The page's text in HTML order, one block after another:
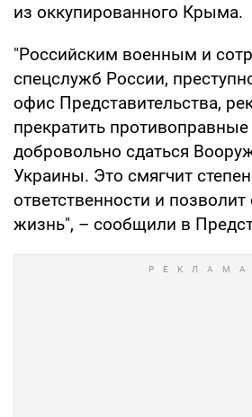
из оккупированного Крыма.
"Российским военным и
спецслужб России,
офис Представительства,
прекратить
добровольно сдаться
Украины. Это смягчит
ответственности и позволит
жизнь", – сообщили в